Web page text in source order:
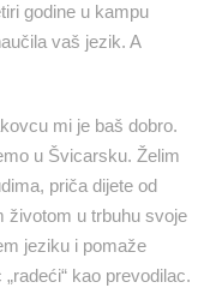
godine u kampu
vaš jezik. A
mi je baš dobro.
u Švicarsku. Želim
priča dijete od
životom u trbuhu svoje
jeziku i pomaže
kao prevodilac.